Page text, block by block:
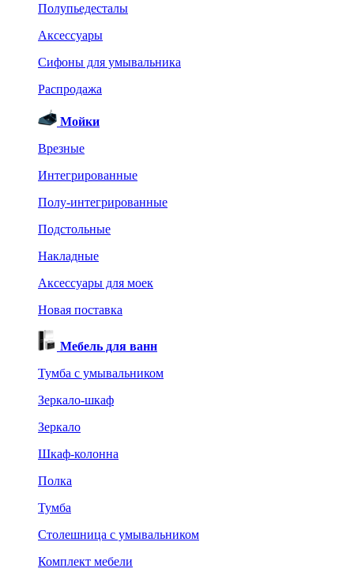
Полупьедесталы
Аксессуары
Сифоны для умывальника
Распродажа
Мойки
Врезные
Интегрированные
Полу-интегрированные
Подстольные
Накладные
Аксессуары для моек
Новая поставка
Мебель для ванн
Тумба с умывальником
Зеркало-шкаф
Зеркало
Шкаф-колонна
Полка
Тумба
Столешница с умывальником
Комплект мебели